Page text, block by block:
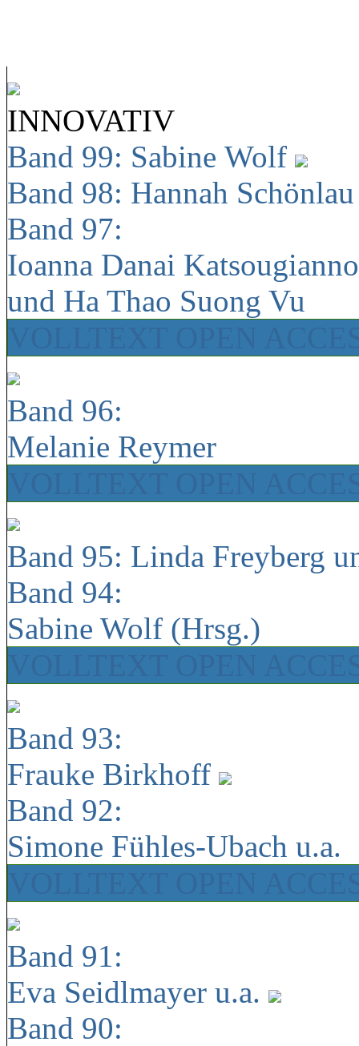
INNOVATIV
Band 99: Sabine Wolf
Band 98: Hannah
Band 97:
Ioanna Danai
und Ha Thao Suong Vu
Band 96:
Melanie Reymer
Band 95: Linda Freyberg
Band 94:
Sabine Wolf (Hrsg.)
Band 93:
Frauke Birkhoff
Band 92:
Simone Fühles-Ubach u.a.
Band 91:
Eva Seidlmayer u.a.
Band 90: